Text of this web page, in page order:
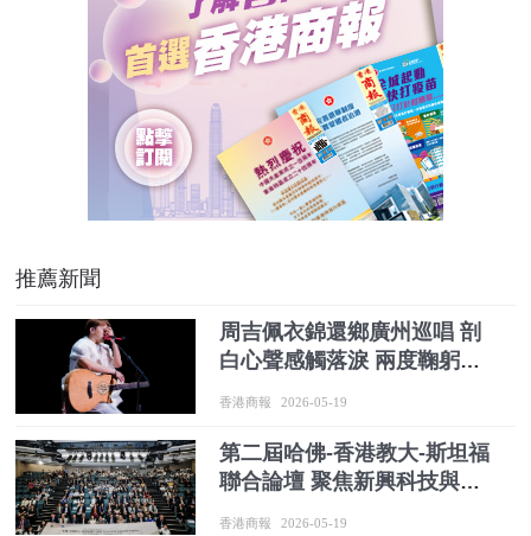
推薦新聞
周吉佩衣錦還鄉廣州巡唱 剖
白心聲感觸落淚 兩度鞠躬感
香港商報 2026-05-19
第二屆哈佛-香港教大-斯坦福
聯合論壇 聚焦新興科技與未
香港商報 2026-05-19